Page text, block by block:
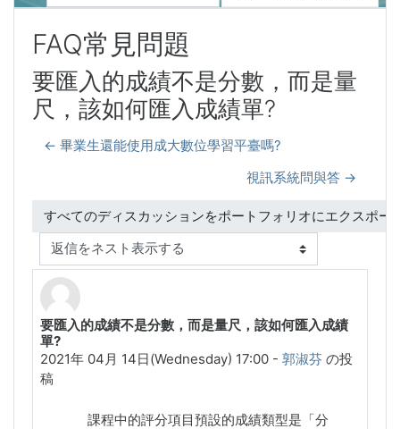
FAQ常見問題
要匯入的成績不是分數，而是量
尺，該如何匯入成績單?
← 畢業生還能使用成大數位學習平臺嗎?
視訊系統問與答 →
表示モード
要匯入的成績不是分數，而是量尺，該如何匯入成績
單?
2021年 04月 14日(Wednesday) 17:00 - 郭淑芬 の投
稿
返信数: 0
課程中的評分項目預設的成績類型是「分